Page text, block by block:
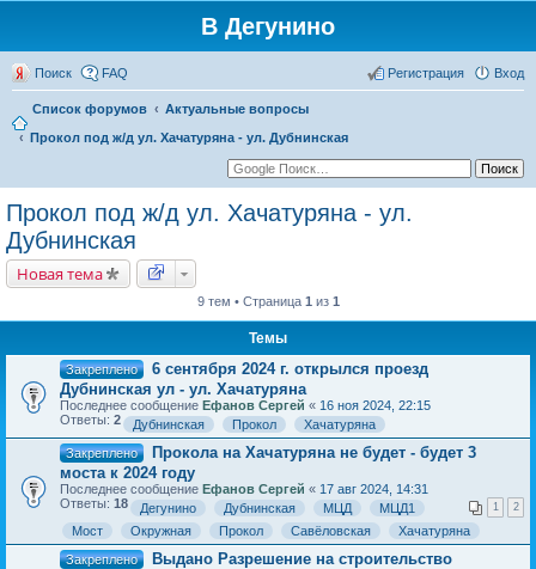
В Дегунино
Поиск FAQ Вход
Регистрация
Список форумов
Актуальные вопросы
Прокол под ж/д ул. Хачатуряна - ул. Дубнинская
Прокол под ж/д ул. Хачатуряна - ул.
Дубнинская
Новая тема
9 тем • Страница 1 из 1
Темы
Закреплено
6 сентября 2024 г. открылся проезд
Дубнинская ул - ул. Хачатуряна
Последнее сообщение Ефанов Сергей « 16 ноя 2024, 22:15
Ответы: 2 Дубнинская Прокол
Хачатуряна
Закреплено
Прокола на Хачатуряна не будет - будет 3
моста к 2024 году
Последнее сообщение Ефанов Сергей « 17 авг 2024, 14:31
Ответы: 18 1 2
Дегунино Дубнинская МЦД
МЦД1
Мост
Окружная Прокол Савёловская
Хачатуряна
Закреплено
Выдано Разрешение на строительство